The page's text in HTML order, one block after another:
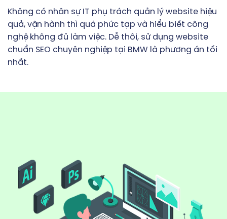
Không có nhân sự IT phụ trách quản lý website hiệu
quả, vận hành thì quá phức tạp và hiểu biết công
nghệ không đủ làm việc. Dễ thôi, sử dụng website
chuẩn SEO chuyên nghiệp tại BMW là phương án tối
nhất.